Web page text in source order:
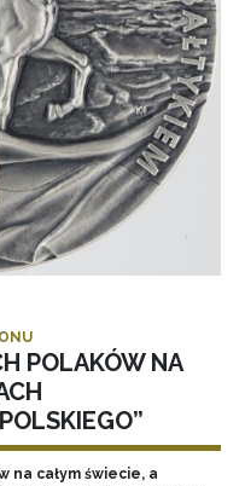
POLAKÓW NA
na całym świecie, a